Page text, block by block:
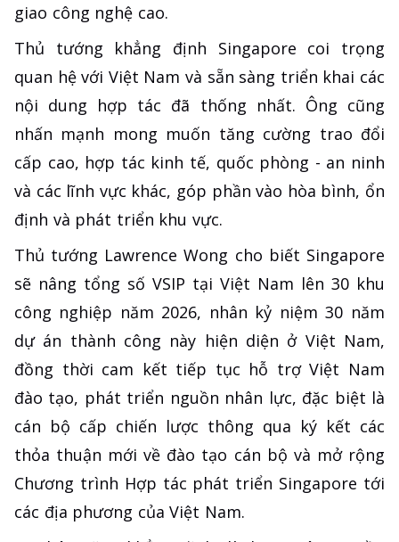
giao công nghệ cao.
Thủ tướng khẳng định Singapore coi trọng
quan hệ với Việt Nam và sẵn sàng triển khai các
nội dung hợp tác đã thống nhất. Ông cũng
nhấn mạnh mong muốn tăng cường trao đổi
cấp cao, hợp tác kinh tế, quốc phòng - an ninh
và các lĩnh vực khác, góp phần vào hòa bình, ổn
định và phát triển khu vực.
Thủ tướng Lawrence Wong cho biết Singapore
sẽ nâng tổng số VSIP tại Việt Nam lên 30 khu
công nghiệp năm 2026, nhân kỷ niệm 30 năm
dự án thành công này hiện diện ở Việt Nam,
đồng thời cam kết tiếp tục hỗ trợ Việt Nam
đào tạo, phát triển nguồn nhân lực, đặc biệt là
cán bộ cấp chiến lược thông qua ký kết các
thỏa thuận mới về đào tạo cán bộ và mở rộng
Chương trình Hợp tác phát triển Singapore tới
các địa phương của Việt Nam.